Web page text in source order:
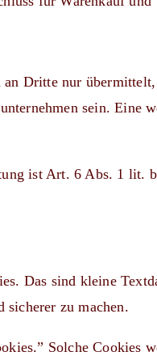
an Dritte nur
sein. Eine
ist Art. 6 Abs. 1 lit.
Das sind kleine
zu machen.
Solche Cookies